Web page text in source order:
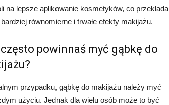
na lepsze aplikowanie kosmetyków, co przekłada
równomierne i trwałe efekty makijażu.
powinnaś myć gąbkę do
przypadku, gąbkę do makijażu należy myć
użyciu. Jednak dla wielu osób może to być